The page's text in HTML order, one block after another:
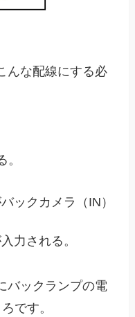
んな配線にする必
ックカメラ（IN）
力される。
バックランプの電
です。